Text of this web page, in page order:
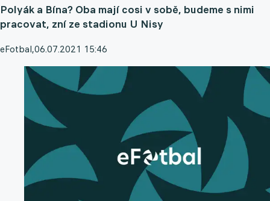
Polyák a Bína? Oba mají cosi v sobě, budeme s nimi
pracovat, zní ze stadionu U Nisy
eFotbal,06.07.2021 15:46